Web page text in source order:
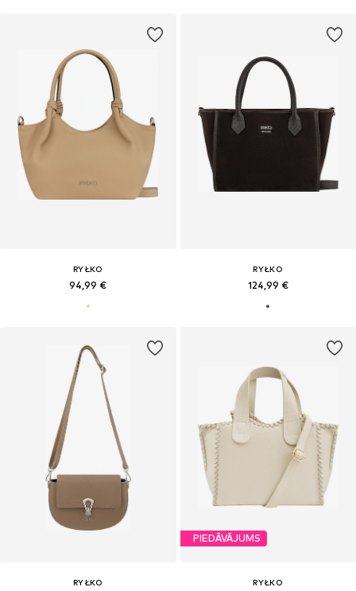
RYŁKO
94,99 €
RYŁKO
124,99 €
RYŁKO
PIEDĀVĀJUMS
RYŁKO